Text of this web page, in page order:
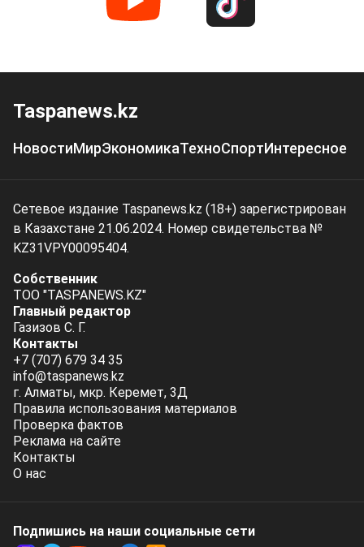
Taspanews.kz
НовостиМирЭкономикаТехноСпортИнтересное
Сетевое издание Taspanews.kz (18+) зарегистрирован
в Казахстане 21.06.2024. Номер свидетельства №
KZ31VPY00095404.
Собственник
ТОО "TASPANEWS.KZ"
Главный редактор
Газизов С. Г.
Контакты
+7 (707) 679 34 35
info@taspanews.kz
г. Алматы, мкр. Керемет, 3Д
Правила использования материалов
Проверка фактов
Реклама на сайте
Контакты
О нас
Подпишись на наши социальные cети